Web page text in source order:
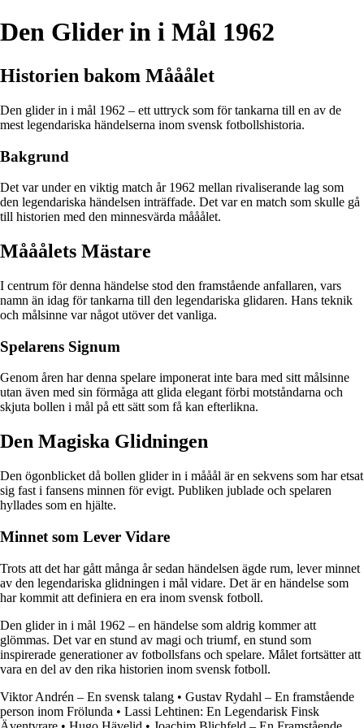
Den Glider in i Mål 1962
Historien bakom Mååålet
Den glider in i mål 1962 – ett uttryck som för tankarna till en av de
mest legendariska händelserna inom svensk fotbollshistoria.
Bakgrund
Det var under en viktig match år 1962 mellan rivaliserande lag som
den legendariska händelsen inträffade. Det var en match som skulle gå
till historien med den minnesvärda mååålet.
Mååålets Mästare
I centrum för denna händelse stod den framstående anfallaren, vars
namn än idag för tankarna till den legendariska glidaren. Hans teknik
och målsinne var något utöver det vanliga.
Spelarens Signum
Genom åren har denna spelare imponerat inte bara med sitt målsinne
utan även med sin förmåga att glida elegant förbi motståndarna och
skjuta bollen i mål på ett sätt som få kan efterlikna.
Den Magiska Glidningen
Den ögonblicket då bollen glider in i mååål är en sekvens som har etsat
sig fast i fansens minnen för evigt. Publiken jublade och spelaren
hyllades som en hjälte.
Minnet som Lever Vidare
Trots att det har gått många år sedan händelsen ägde rum, lever minnet
av den legendariska glidningen i mål vidare. Det är en händelse som
har kommit att definiera en era inom svensk fotboll.
Den glider in i mål 1962 – en händelse som aldrig kommer att
glömmas. Det var en stund av magi och triumf, en stund som
inspirerade generationer av fotbollsfans och spelare. Målet fortsätter att
vara en del av den rika historien inom svensk fotboll.
Viktor Andrén – En svensk talang • Gustav Rydahl – En framstående
person inom Frölunda • Lassi Lehtinen: En Legendarisk Finsk